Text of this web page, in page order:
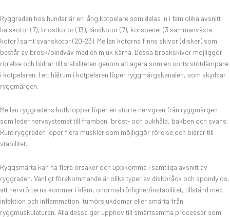
Ryggraden hos hundar är en lång kotpelare som delas in i fem olika avsnitt:
halskotor (7), bröstkotor (13), ländkotor (7), korsbenet (3 sammanväxta
kotor) samt svanskotor (20-23). Mellan kotorna finns skivor (disker) som
består av brosk/bindväv med en mjuk kärna. Dessa broskskivor möjliggör
rörelse och bidrar till stabiliteten genom att agera som en sorts stötdämpare
i kotpelaren. I ett hålrum i kotpelaren löper ryggmärgskanalen, som skyddar
ryggmärgen.
Mellan ryggradens kotkroppar löper en större nervgren från ryggmärgen
som leder nervsystemet till framben, bröst- och bukhåla, bakben och svans.
Runt ryggraden löper flera muskler som möjliggör rörelse och bidrar till
stabilitet.
Ryggsmärta kan ha flera orsaker och uppkomma i samtliga avsnitt av
ryggraden. Vanligt förekommande är olika typer av diskbråck och spondylos,
att nervrötterna kommer i kläm, onormal rörlighet/instabilitet, tillstånd med
infektion och inflammation, tumörsjukdomar eller smärta från
ryggmuskulaturen. Alla dessa ger upphov till smärtsamma processer som